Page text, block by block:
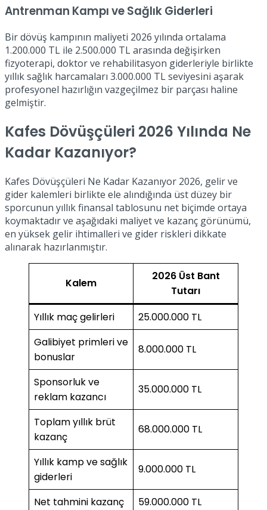
Antrenman Kampı ve Sağlık Giderleri
Bir dövüş kampının maliyeti 2026 yılında ortalama
1.200.000 TL ile 2.500.000 TL arasında değişirken
fizyoterapi, doktor ve rehabilitasyon giderleriyle birlikte
yıllık sağlık harcamaları 3.000.000 TL seviyesini aşarak
profesyonel hazırlığın vazgeçilmez bir parçası haline
gelmiştir.
Kafes Dövüşçüleri 2026 Yılında Ne
Kadar Kazanıyor?
Kafes Dövüşçüleri Ne Kadar Kazanıyor 2026, gelir ve
gider kalemleri birlikte ele alındığında üst düzey bir
sporcunun yıllık finansal tablosunu net biçimde ortaya
koymaktadır ve aşağıdaki maliyet ve kazanç görünümü,
en yüksek gelir ihtimalleri ve gider riskleri dikkate
alınarak hazırlanmıştır.
Kalem
2026 Üst Bant
Tutarı
Yıllık maç gelirleri
25.000.000 TL
Galibiyet primleri ve
bonuslar
8.000.000 TL
Sponsorluk ve
reklam kazancı
35.000.000 TL
Toplam yıllık brüt
kazanç
68.000.000 TL
Yıllık kamp ve sağlık
giderleri
9.000.000 TL
Net tahmini kazanç 59.000.000 TL